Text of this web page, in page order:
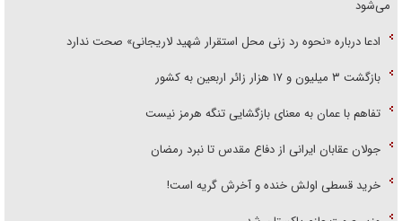
می‌شود
ادعا درباره «نحوه رد زنی محل استقرار شهید لاریجانی» صحت ندارد
بازگشت ۳ میلیون و ۱۷ هزار زائر اربعین به کشور
تفاهم با عمان به معنای بازگشایی تنگه هرمز نیست
جولان عقابان ایرانی از دفاع مقدس تا نبرد رمضان
خرید قسطی اولش خنده و آخرش گریه است!